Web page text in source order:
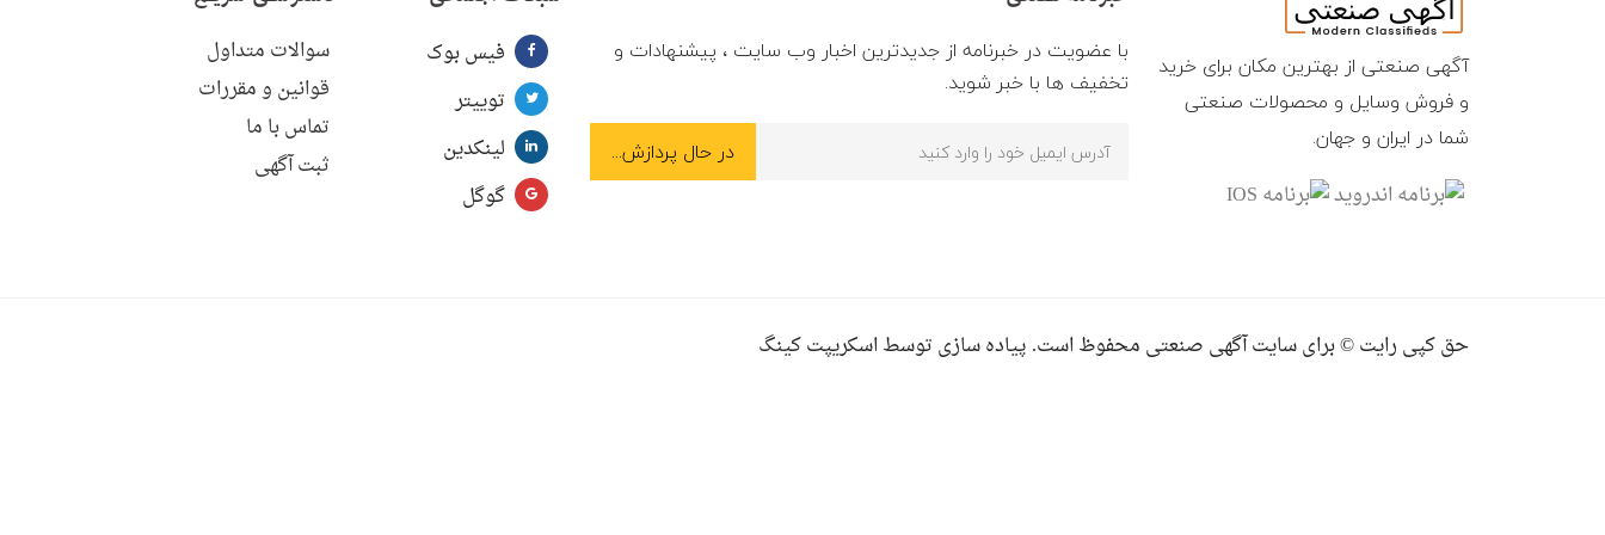
آگهی صنعتی از بهترین مکان برای خرید
و فروش وسایل و محصولات صنعتی
شما در ایران و جهان.
با عضویت در خبرنامه از جدیدترین اخبار وب سایت ، پیشنهادات و
تخفیف ها با خبر شوید.
فیس بوک
توییتر
لینکدین
گوگل
سوالات متداول
قوانین و مقررات
تماس با ما
ثبت آگهی
حق کپی رایت © برای سایت آگهی صنعتی محفوظ است. پیاده سازی توسط اسکریپت کینگ